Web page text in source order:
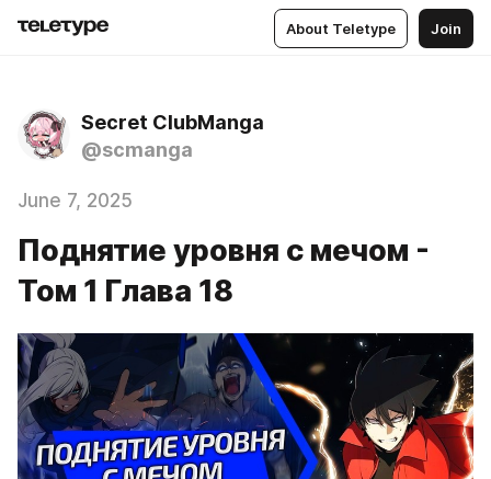
About Teletype Join
Secret ClubManga
@scmanga
June 7, 2025
Поднятие уровня с мечом -
Том 1 Глава 18